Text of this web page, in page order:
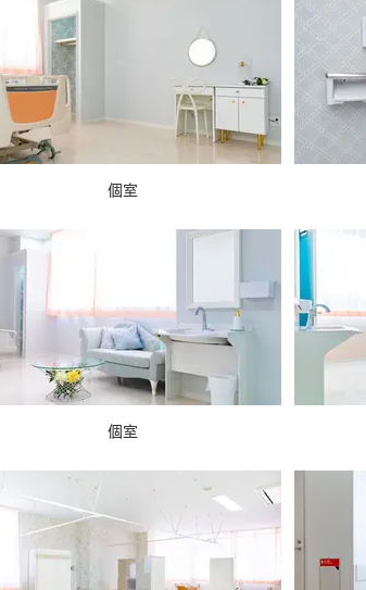
個室
個室